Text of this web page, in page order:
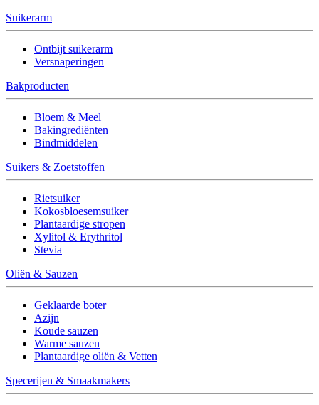
Suikerarm
Ontbijt suikerarm
Versnaperingen
Bakproducten
Bloem & Meel
Bakingrediënten
Bindmiddelen
Suikers & Zoetstoffen
Rietsuiker
Kokosbloesemsuiker
Plantaardige stropen
Xylitol & Erythritol
Stevia
Oliën & Sauzen
Geklaarde boter
Azijn
Koude sauzen
Warme sauzen
Plantaardige oliën & Vetten
Specerijen & Smaakmakers